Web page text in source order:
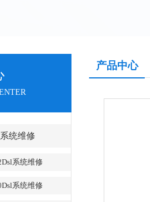
统维修
系统维修
系统维修
产品中心